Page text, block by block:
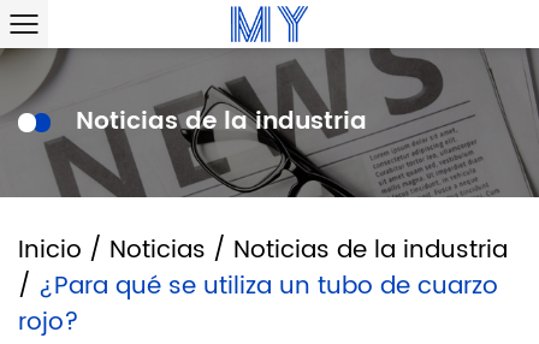
Noticias de la industria
Inicio / Noticias / Noticias de la industria
/ ¿Para qué se utiliza un tubo de cuarzo
rojo?